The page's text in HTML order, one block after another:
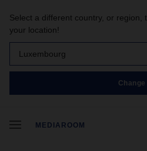
Select a different country, or region,
your location!
Luxembourg
Change
MEDIAROOM